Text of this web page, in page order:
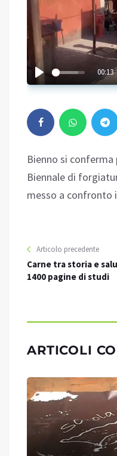
00:13
02:12
Bienno si conferma
Biennale di
messo a confronto
Articolo precedente
Carne tra storia e
1400 pagine di studi
ARTICOLI